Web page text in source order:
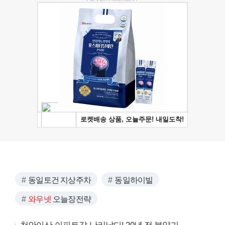
동일토건 지상주차 동일하이빌
와우넷 오늘장전략